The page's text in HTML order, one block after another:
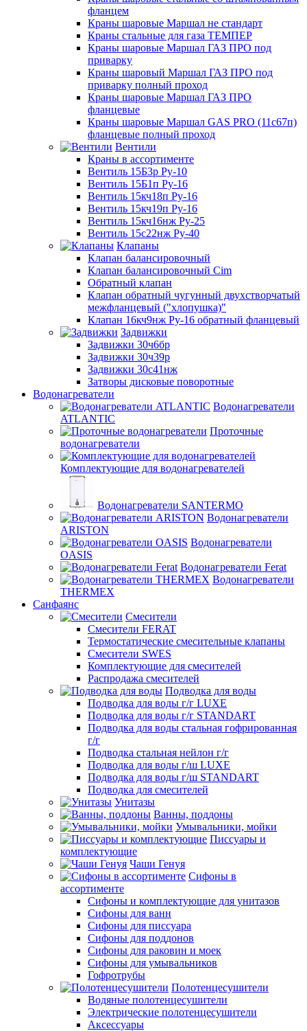
фланцем
Краны шаровые Маршал не стандарт
Краны стальные для газа ТЕМПЕР
Краны шаровые Маршал ГАЗ ПРО под
приварку
Краны шаровый Маршал ГАЗ ПРО под
приварку полный проход
Краны шаровые Маршал ГАЗ ПРО
фланцевые
Краны шаровые Маршал GAS PRO (11с67п)
фланцевые полный проход
Вентили
Краны в ассортименте
Вентиль 15Б3р Ру-10
Вентиль 15Б1п Ру-16
Вентиль 15кч18п Ру-16
Вентиль 15кч19п Ру-16
Вентиль 15кч16нж Ру-25
Вентиль 15с22нж Ру-40
Клапаны
Клапан балансировочный
Клапан балансировочный Cim
Обратный клапан
Клапан обратный чугунный двухстворчатый
межфланцевый ("хлопушка)"
Клапан 16кч9нж Ру-16 обратный фланцевый
Задвижки
Задвижки 30ч6бр
Задвижки 30ч39р
Задвижки 30с41нж
Затворы дисковые поворотные
Водонагреватели
Водонагреватели
ATLANTIC
Проточные
водонагреватели
Комплектующие для водонагревателей
Водонагреватели SANTERMO
Водонагреватели
ARISTON
Водонагреватели
OASIS
Водонагреватели Ferat
Водонагреватели
THERMEX
Санфаянс
Смесители
Смесители FERAT
Термостатические смесительные клапаны
Смесители SWES
Комплектующие для смесителей
Распродажа смесителей
Подводка для воды
Подводка для воды г/г LUXE
Подводка для воды г/г STANDART
Подводка для воды стальная гофрированная
г/г
Подводка стальная нейлон г/г
Подводка для воды г/ш LUXE
Подводка для воды г/ш STANDART
Подводка для смесителей
Унитазы
Ванны, поддоны
Умывальники, мойки
Писсуары и
комплектующие
Чаши Генуя
Сифоны в
ассортименте
Сифоны и комплектующие для унитазов
Сифоны для ванн
Сифоны для писсуара
Сифоны для поддонов
Сифоны для раковин и моек
Сифоны для умывальников
Гофротрубы
Полотенцесушители
Водяные полотенцесушители
Электрические полотенцесушители
Аксессуары